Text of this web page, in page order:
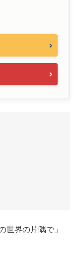
世界の片隅で」